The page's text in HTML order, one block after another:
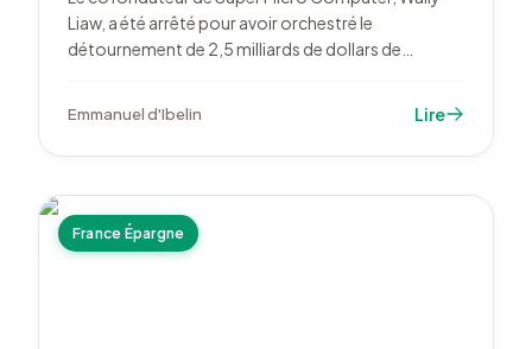
Liaw, a été arrêté pour avoir orchestré le
détournement de 2,5 milliards de dollars de
leader du marché.
Emmanuel d'Ibelin Lire
France Épargne